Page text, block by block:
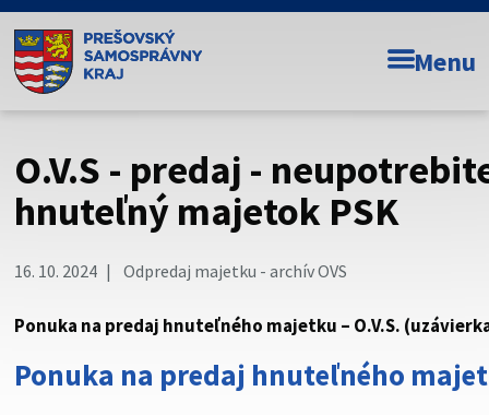
Doména psk.sk je oficiálna
Toto je oficiálna webová stránka Prešovského
Táto stránka je zabezpečená
cez zabezpečenú webovú stránku. Zabezpečená stránka
vždy začína https:// pred názvom domény webového sídla.
Menu
O.V.S - predaj -
hnuteľný majetok PSK
16. 10. 2024 Odpredaj majetku - archív OVS
Ponuka na predaj hnuteľného majetku – O.V.S.
Ponuka na predaj hnuteľného